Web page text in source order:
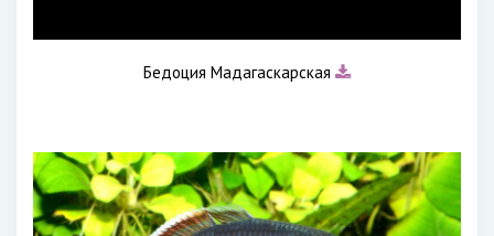
Бедоция Мадагаскарская